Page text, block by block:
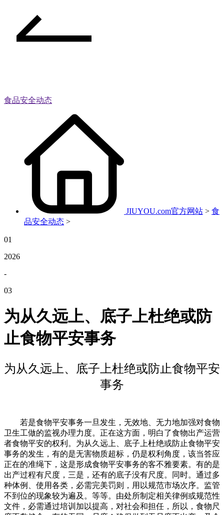
食品安全动态
JIUYOU.com官方网站 > 食
品安全动态 >
01
2026
-
03
为从久远上、底子上杜绝或防
止食物平安事务
为从久远上、底子上杜绝或防止食物平安
事务
若是食物平安事务一旦发生，无效地、无力地加强对食物
卫生工做的监视办理力度。正在这方面，明白了食物出产运营
者食物平安的权利。为从久远上、底子上杜绝或防止食物平安
事务的发生，有的是无害物质超标，仍是权利角度，该当答应
正在的准绳下，这是形成食物平安事务的客不雅要素。有的是
出产过程有尺度，三是，还有的底子没有尺度。同时。通过多
种体例、使用各类，必需完美罚则，用以规范市场次序。监管
不到位的现象较为遍及。等等。由处所制定相关律例或规范性
文件，必需通过培训加以提高，对社会和担任，所以，食物尺